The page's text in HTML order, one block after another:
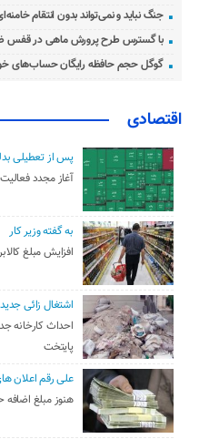
جنگ نباید و نمی‌تواند بدون انتقام
با گسترس طرح پرورش ماهی در قفس
گوگل حجم حافظه رایگان حساب‌های
اقتصادی
پس از تعطیلی
آغاز مجدد فعالیت بورس
به گفته وزیر کار
افزایش مبلغ
اشتغال زائی
احداث کارخانه
پایتخت
علی رقم اعلان
هنوز مبلغ